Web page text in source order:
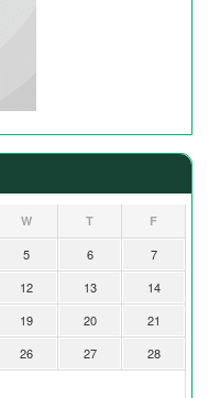
W T F
5 6
7
12 13
14
19 20
21
26 27
28